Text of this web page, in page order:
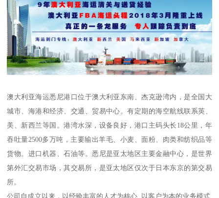
澳大利亚海运悉尼港口位于澳大利亚东南、杰克逊湾内，是全国大
城市、海港和经济、交通、贸易中心。有定期的海空航线联系英、
美、新西兰等国。港湾水深，设备良好，港口主码头长18公里，年
吞吐量2500多万吨，主要输出羊毛、小麦、面粉、肉类和纺织品等
货物。进口机器、石油等。悉尼是亚太地区主要金融中心，是世界
第外汇交易市场，其交易所，是亚太地区仅次于日本东京的第交易
所。
公司自成立以来，以经验丰富的人才为核心, 以客户为本的业务模式,